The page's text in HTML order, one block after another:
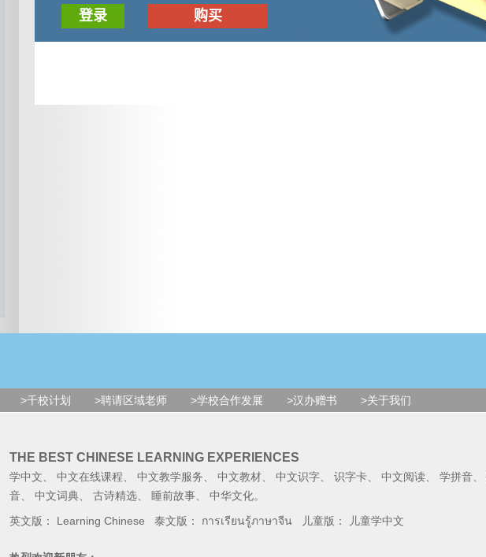
>千校计划 >聘请区域老师 >学校合作发展 >汉办赠书 >关于我们
THE BEST CHINESE LEARNING EXPERIENCES
学中文 中文在线课程 中文教学服务 中文教材 中文识字 识字卡 中文阅读 学拼音
音
中文词典 古诗精选 睡前故事 中华文化。
英文版： Learning Chinese 泰文版： การเรียนรู้ภาษาจีน 儿童版： 儿童学中文